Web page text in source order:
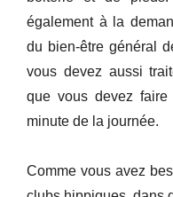
également à la
du bien-être général
vous devez aussi
que vous devez
minute de la journée.
Comme vous avez